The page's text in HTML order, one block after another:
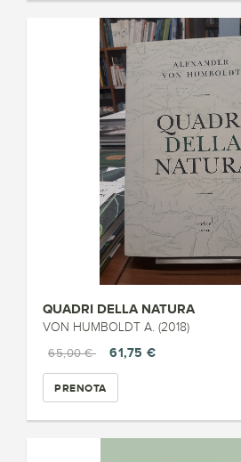
QUADRI DELLA NATURA
VON HUMBOLDT A. (2018)
65,00 €
61,75 €
PRENOTA